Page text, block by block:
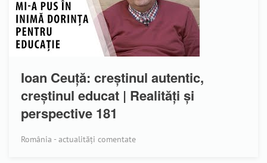
Ioan Ceuță: creștinul autentic,
creștinul educat | Realități și
perspective 181
România - actualități comentate